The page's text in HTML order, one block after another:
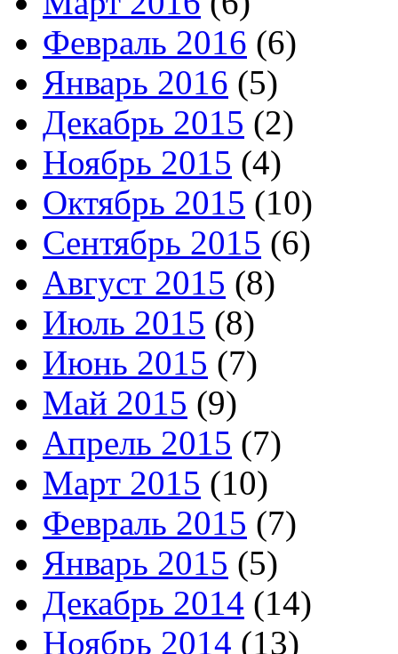
Февраль 2016 (6)
Январь 2016 (5)
Декабрь 2015 (2)
Ноябрь 2015 (4)
Октябрь 2015 (10)
Сентябрь 2015 (6)
Август 2015 (8)
Июль 2015 (8)
Июнь 2015 (7)
Май 2015 (9)
Апрель 2015 (7)
Март 2015 (10)
Февраль 2015 (7)
Январь 2015 (5)
Декабрь 2014 (14)
Ноябрь 2014 (13)